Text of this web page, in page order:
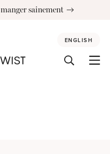
sainement
ENGLISH